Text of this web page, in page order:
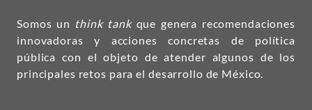
Somos un think tankque genera recomendaciones
innovadoras y acciones concretas de política
pública con el objeto de atender algunos de los
principales retos para el desarrollo de México.